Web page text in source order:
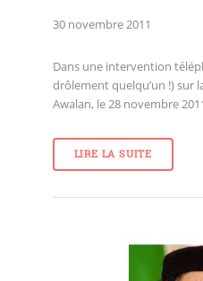
30 novembre 2011
Dans une intervention
drôlement quelqu’un !) sur
Awalan, le 28 novembre
LIRE LA SUITE